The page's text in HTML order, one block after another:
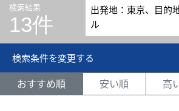
検索結果
13件
出発地：東京、目的
ル
検索条件を変更する
おすすめ順 安い順 高